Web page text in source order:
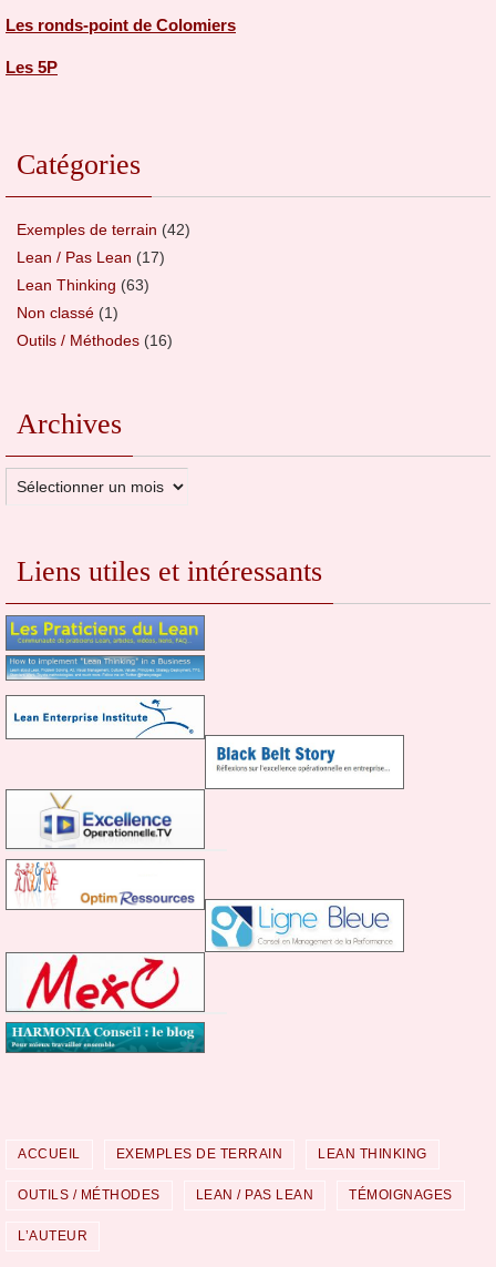
Les ronds-point de Colomiers
Les 5P
Catégories
Exemples de terrain (42)
Lean / Pas Lean (17)
Lean Thinking (63)
Non classé (1)
Outils / Méthodes (16)
Archives
Liens utiles et intéressants
ACCUEIL EXEMPLES DE TERRAIN LEAN THINKING
OUTILS / MÉTHODES LEAN / PAS LEAN TÉMOIGNAGES
L’AUTEUR